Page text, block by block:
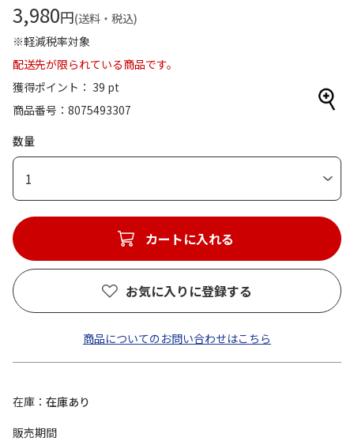
3,980円(送料・税込)
※軽減税率対象
配送先が限られている商品です。
獲得ポイント： 39 pt
商品番号
8075493307
数量
1
カートに入れる
お気に入りに登録する
商品についてのお問い合わせはこちら
在庫
在庫あり
販売期間